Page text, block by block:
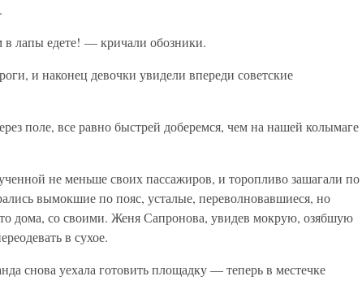
лапы едете! — кричали обозники.
и наконец девочки увидели впереди советские
поле, все равно быстрей доберемся, чем на нашей колымаге
не меньше своих пассажиров, и торопливо зашагали по
вымокшие по пояс, усталые, переволновавшиеся, но
дома, со своими. Женя Сапронова, увидев мокрую, озябшую
в сухое.
снова уехала готовить площадку — теперь в местечке